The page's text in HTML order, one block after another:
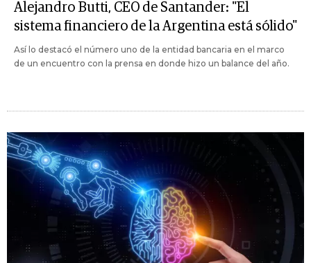
Alejandro Butti, CEO de Santander: "El
sistema financiero de la Argentina está sólido"
Así lo destacó el número uno de la entidad bancaria en el marco
de un encuentro con la prensa en donde hizo un balance del año.